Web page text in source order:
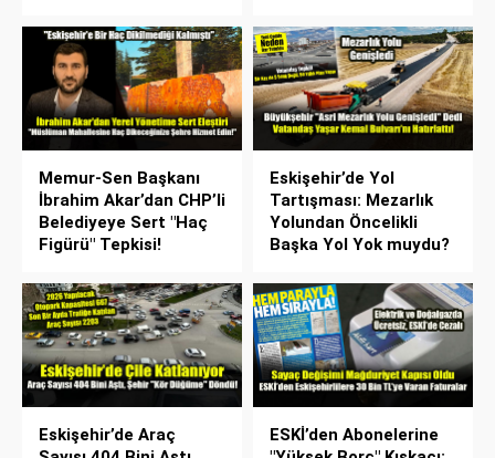
Memur-Sen Başkanı
İbrahim Akar’dan CHP’li
Belediyeye Sert "Haç
Figürü" Tepkisi!
Eskişehir’de Yol
Tartışması: Mezarlık
Yolundan Öncelikli
Başka Yol Yok muydu?
Eskişehir’de Araç
ESKİ’den Abonelerine